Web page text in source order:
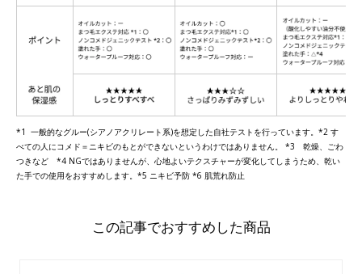
*1 一般的なグルー(シアノアクリレート系)を想定した自社テストを行っています。*2 す
べての人にコメド＝ニキビのもとができないというわけではありません。 *3 乾燥、ごわ
つきなど *4 NGではありませんが、心地よいテクスチャーが変化してしまうため、乾い
た手での使用をおすすめします。*5 ニキビ予防 *6 肌荒れ防止
この記事でおすすめした商品